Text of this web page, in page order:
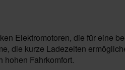
Elektromotoren, die für eine
die kurze Ladezeiten
hohen Fahrkomfort.